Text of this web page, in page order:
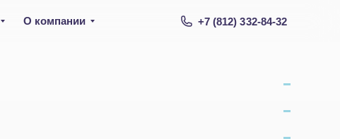
+7 (812) 332-84-32
О компании